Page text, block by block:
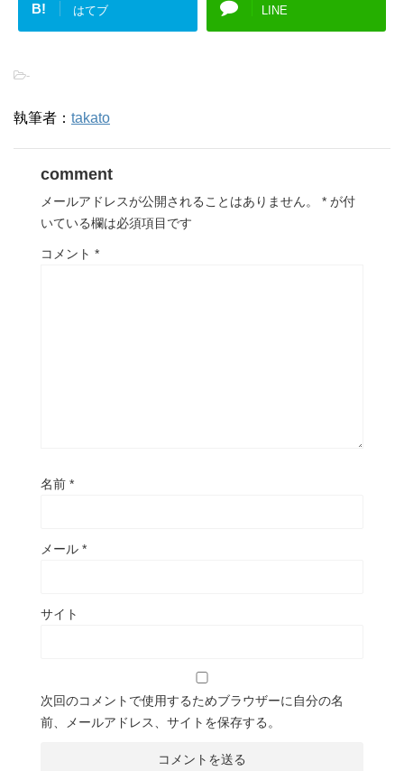
B! はてブ LINE
-
執筆者： takato
comment
メールアドレスが公開されることはありません。 * が付
いている欄は必須項目です
コメント *
名前 *
メール *
サイト
次回のコメントで使用するためブラウザーに自分の名
前、メールアドレス、サイトを保存する。